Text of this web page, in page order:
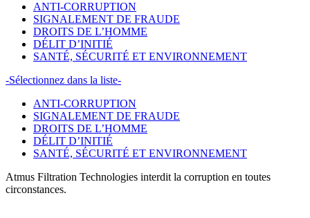
ANTI-CORRUPTION
SIGNALEMENT DE FRAUDE
DROITS DE L’HOMME
DÉLIT D’INITIÉ
SANTÉ, SÉCURITÉ ET ENVIRONNEMENT
-Sélectionnez dans la liste-
ANTI-CORRUPTION
SIGNALEMENT DE FRAUDE
DROITS DE L’HOMME
DÉLIT D’INITIÉ
SANTÉ, SÉCURITÉ ET ENVIRONNEMENT
Atmus Filtration Technologies interdit la corruption en toutes
circonstances.